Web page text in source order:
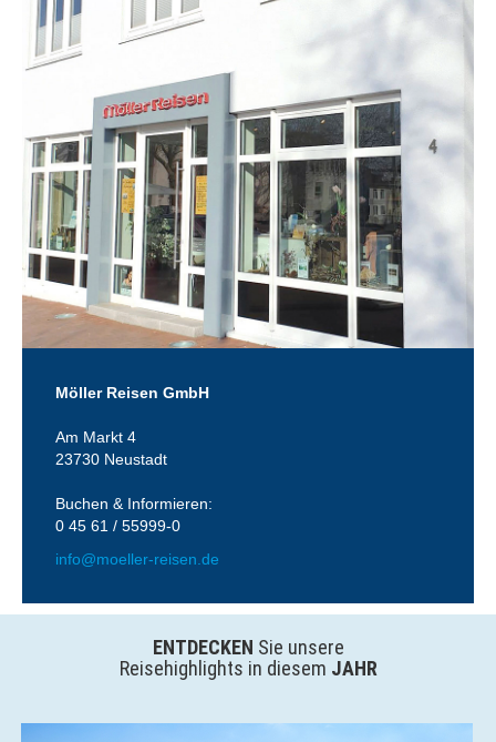
Möller Reisen GmbH
Am Markt 4
23730 Neustadt
Buchen & Informieren:
0 45 61 / 55999-0
info@moeller-reisen.de
ENTDECKEN Sie unsere
Reisehighlights in diesem JAHR